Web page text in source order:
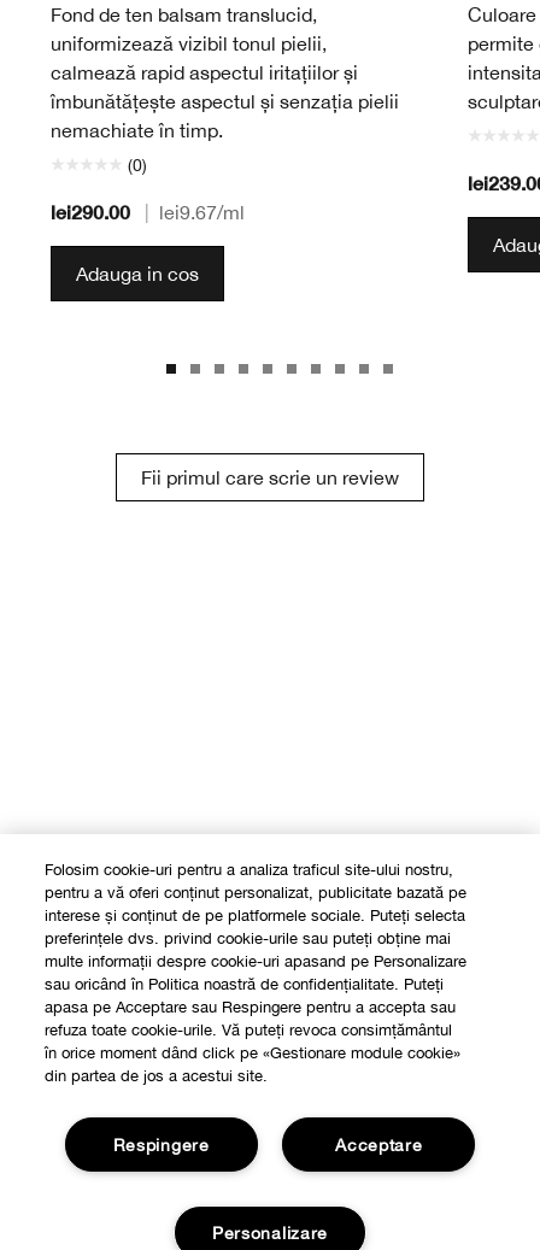
Fond de ten balsam translucid,
uniformizează vizibil tonul pielii,
calmează rapid aspectul iritațiilor și
îmbunătățește aspectul și senzația pielii
nemachiate în timp.
(0)
lei290.00 lei9.67/ml
Adauga in cos
permite
Fii primul care scrie un review
Folosim cookie-uri pentru a analiza traficul site-ului nostru,
pentru a vă oferi conținut personalizat, publicitate bazată pe
interese și conținut de pe platformele sociale. Puteți selecta
preferințele dvs. privind cookie-urile sau puteți obține mai
multe informații despre cookie-uri apasand pe Personalizare
sau oricând în Politica noastră de confidențialitate. Puteți
apasa pe Acceptare sau Respingere pentru a accepta sau
refuza toate cookie-urile. Vă puteți revoca consimțământul
în orice moment dând click pe «Gestionare module cookie»
din partea de jos a acestui site.
Acceptare
Respingere
Personalizare